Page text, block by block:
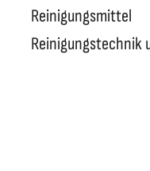
Reinigungstechnik